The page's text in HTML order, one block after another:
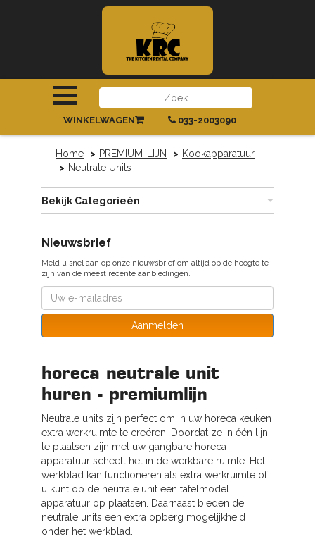
INLOGGEN|REGISTREREN
033-2003090
WINKELWAGEN
Home PREMIUM-LIJN
Kookapparatuur
Neutrale Units
Bekijk Categorieën
Nieuwsbrief
Meld u snel aan op onze nieuwsbrief om altijd op de hoogte te
zijn van de meest recente aanbiedingen.
Aanmelden
horeca neutrale unit
huren - premiumlijn
Neutrale units zijn perfect om in uw horeca keuken
extra werkruimte te creëren. Doordat ze in één lijn
te plaatsen zijn met uw gangbare horeca
apparatuur scheelt het in de werkbare ruimte. Het
werkblad kan functioneren als extra werkruimte of
u kunt op de neutrale unit een tafelmodel
apparatuur op plaatsen. Daarnaast bieden de
neutrale units een extra opberg mogelijkheid
onder het werkblad.